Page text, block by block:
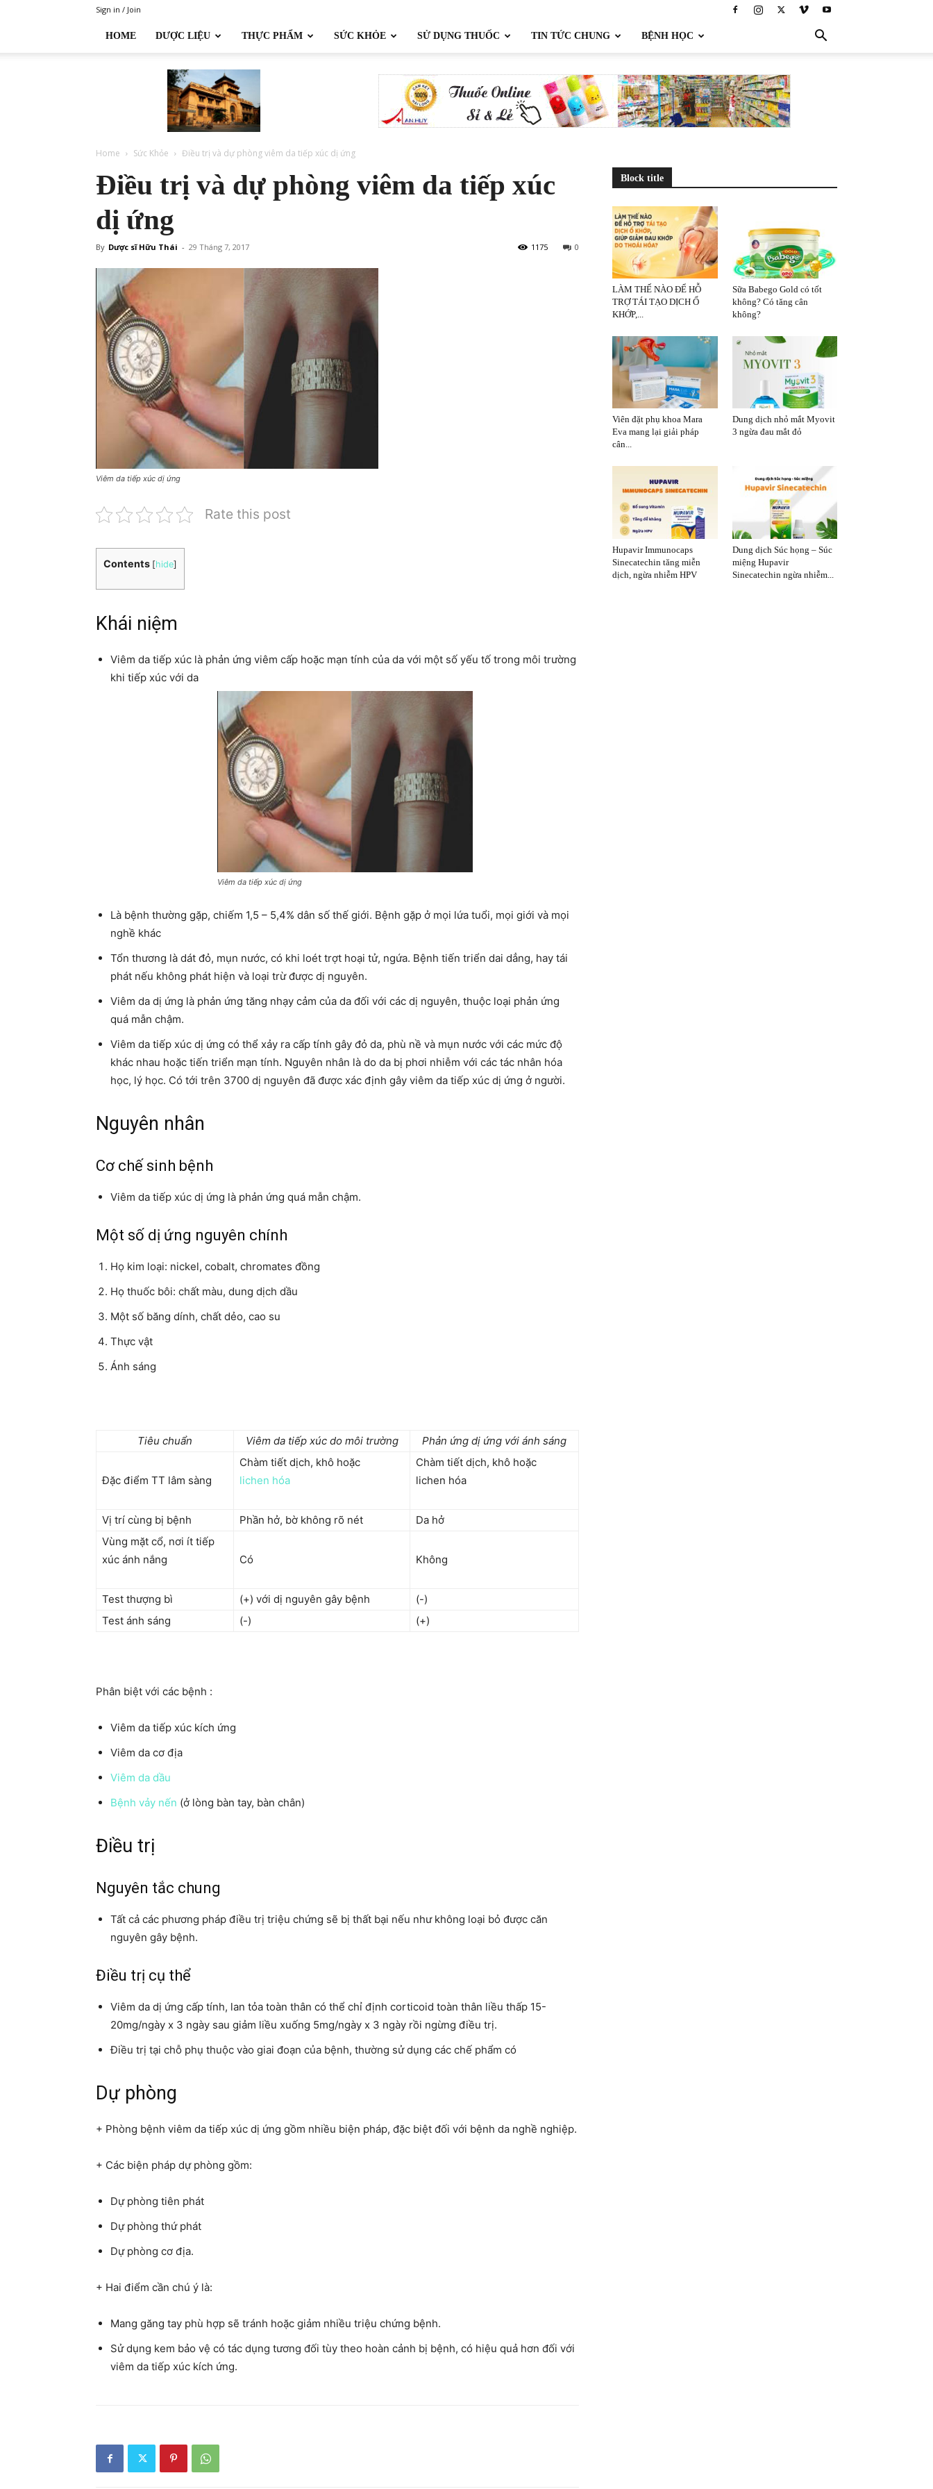
Sign in / Join
HOME DƯỢC LIỆU THỰC PHẨM SỨC KHỎE SỬ DỤNG THUỐC TIN TỨC CHUNG BỆNH HỌC
Home Sức Khỏe Điều trị và dự phòng viêm da tiếp xúc dị ứng
Điều trị và dự phòng viêm da tiếp xúc
dị ứng
By Dược sĩ Hữu Thái - 29 Tháng 7, 2017 0
1175
Viêm da tiếp xúc dị ứng
Rate this post
Contents [hide]
Khái niệm
Viêm da tiếp xúc là phản ứng viêm cấp hoặc mạn tính của da với một số yếu tố trong môi trường
khi tiếp xúc với da
Viêm da tiếp xúc dị ứng
Là bệnh thường gặp, chiếm 1,5 – 5,4% dân số thế giới. Bệnh gặp ở mọi lứa tuổi, mọi giới và mọi
nghề khác
Tổn thương là dát đỏ, mụn nước, có khi loét trợt hoại tử, ngứa. Bệnh tiến triển dai dẳng, hay tái
phát nếu không phát hiện và loại trừ được dị nguyên.
Viêm da dị ứng là phản ứng tăng nhạy cảm của da đối với các dị nguyên, thuộc loại phản ứng
quá mẫn chậm.
Viêm da tiếp xúc dị ứng có thể xảy ra cấp tính gây đỏ da, phù nề và mụn nước với các mức độ
khác nhau hoặc tiến triển mạn tính. Nguyên nhân là do da bị phơi nhiễm với các tác nhân hóa
học, lý học. Có tới trên 3700 dị nguyên đã được xác định gây viêm da tiếp xúc dị ứng ở người.
Nguyên nhân
Cơ chế sinh bệnh
Viêm da tiếp xúc dị ứng là phản ứng quá mẫn chậm.
Một số dị ứng nguyên chính
Họ kim loại: nickel, cobalt, chromates đồng
Họ thuốc bôi: chất màu, dung dịch dầu
Một số băng dính, chất dẻo, cao su
Thực vật
Ánh sáng
Tiêu chuẩn Viêm da tiếp xúc do môi trường Phản ứng dị ứng với ánh sáng
Đặc điểm TT lâm sàng
Chàm tiết dịch, khô hoặc
lichen hóa
Chàm tiết dịch, khô hoặc
lichen hóa
Vị trí cùng bị bệnh Phần hở, bờ không rõ nét
Da hở
Vùng mặt cổ, nơi ít tiếp
xúc ánh nắng
Có Không
Test thượng bì (+) với dị nguyên gây bệnh
(-)
Test ánh sáng
(-) (+)
Phân biệt với các bệnh :
Viêm da tiếp xúc kích ứng
Viêm da cơ địa
Viêm da dầu
Bệnh vảy nến (ở lòng bàn tay, bàn chân)
Điều trị
Nguyên tắc chung
Tất cả các phương pháp điều trị triệu chứng sẽ bị thất bại nếu như không loại bỏ được căn
nguyên gây bệnh.
Điều trị cụ thể
Viêm da dị ứng cấp tính, lan tỏa toàn thân có thể chỉ định corticoid toàn thân liều thấp 15-
20mg/ngày x 3 ngày sau giảm liều xuống 5mg/ngày x 3 ngày rồi ngừng điều trị.
Điều trị tại chỗ phụ thuộc vào giai đoạn của bệnh, thường sử dụng các chế phẩm có
Dự phòng
+ Phòng bệnh viêm da tiếp xúc dị ứng gồm nhiều biện pháp, đặc biệt đối với bệnh da nghề nghiệp.
+ Các biện pháp dự phòng gồm:
Dự phòng tiên phát
Dự phòng thứ phát
Dự phòng cơ địa.
+ Hai điểm cần chú ý là:
Mang găng tay phù hợp sẽ tránh hoặc giảm nhiều triệu chứng bệnh.
Sử dụng kem bảo vệ có tác dụng tương đối tùy theo hoàn cảnh bị bệnh, có hiệu quả hơn đối với
viêm da tiếp xúc kích ứng.
Block title
LÀM THẾ NÀO ĐỂ HỖ
TRỢ TÁI TẠO DỊCH Ổ
KHỚP,...
Sữa Babego Gold có tốt
không? Có tăng cân
không?
Viên đặt phụ khoa Mara
Eva mang lại giải pháp
cân...
Dung dịch nhỏ mắt Myovit
3 ngừa đau mắt đỏ
Hupavir Immunocaps
Sinecatechin tăng miễn
dịch, ngừa nhiễm HPV
Dung dịch Súc họng – Súc
miệng Hupavir
Sinecatechin ngừa nhiễm...